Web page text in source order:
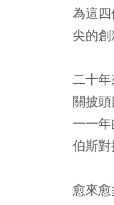
為這
尖的
二十
關披
一一
伯斯對
愈來